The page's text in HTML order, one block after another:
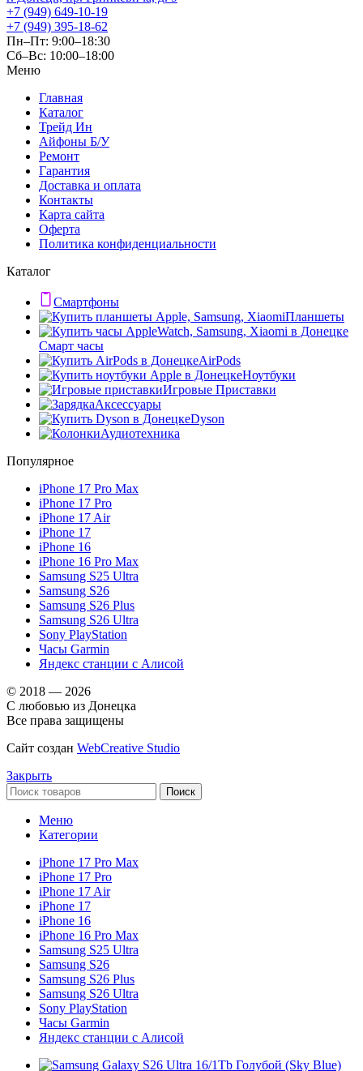
+7 (949) 649-10-19
+7 (949) 395-18-62
Пн–Пт: 9:00–18:30
Сб–Вс: 10:00–18:00
Меню
Главная
Каталог
Трейд Ин
Айфоны Б/У
Ремонт
Гарантия
Доставка и оплата
Контакты
Карта сайта
Оферта
Политика конфиденциальности
Каталог
Смартфоны
Планшеты
Смарт часы
AirPods
Ноутбуки
Игровые Приставки
Аксессуары
Dyson
Аудиотехника
Популярное
iPhone 17 Pro Max
iPhone 17 Pro
iPhone 17 Air
iPhone 17
iPhone 16
iPhone 16 Pro Max
Samsung S25 Ultra
Samsung S26
Samsung S26 Plus
Samsung S26 Ultra
Sony PlayStation
Часы Garmin
Яндекс станции с Алисой
© 2018 — 2026
С любовью из Донецка
Все права защищены
Сайт создан WebCreative Studio
Закрыть
Поиск
Меню
Категории
iPhone 17 Pro Max
iPhone 17 Pro
iPhone 17 Air
iPhone 17
iPhone 16
iPhone 16 Pro Max
Samsung S25 Ultra
Samsung S26
Samsung S26 Plus
Samsung S26 Ultra
Sony PlayStation
Часы Garmin
Яндекс станции с Алисой